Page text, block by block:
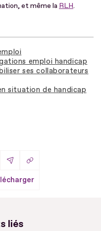
et même la RLH.
emploi handicap
ses collaborateurs
situation de handicap
sur X sur LinkedIn
Partager par Email
Copier le lien
liés